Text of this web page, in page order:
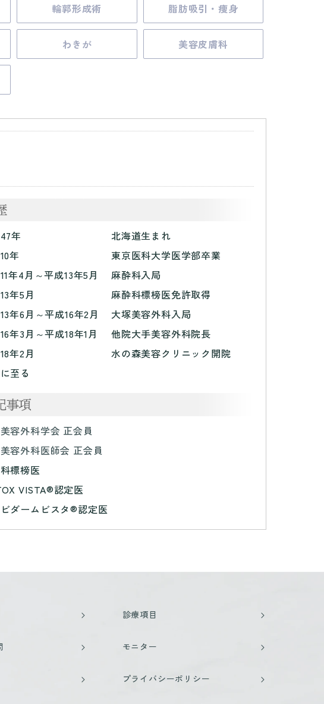
輪郭形成術 脂肪吸引・痩身
わきが 美容皮膚科
年
北海道生まれ
年
東京医科大学医学部卒業
年4月～平成13年5月
麻酔科入局
年5月
麻酔科標榜医免許取得
年6月～平成16年2月
大塚美容外科入局
年3月～平成18年1月
他院大手美容外科院長
年2月
水の森美容クリニック開院
至る
容外科学会 正会員
容外科医師会 正会員
標榜医
VISTA®認定医
ダームビスタ®認定医
診療項目
モニター
プライバシーポリシー